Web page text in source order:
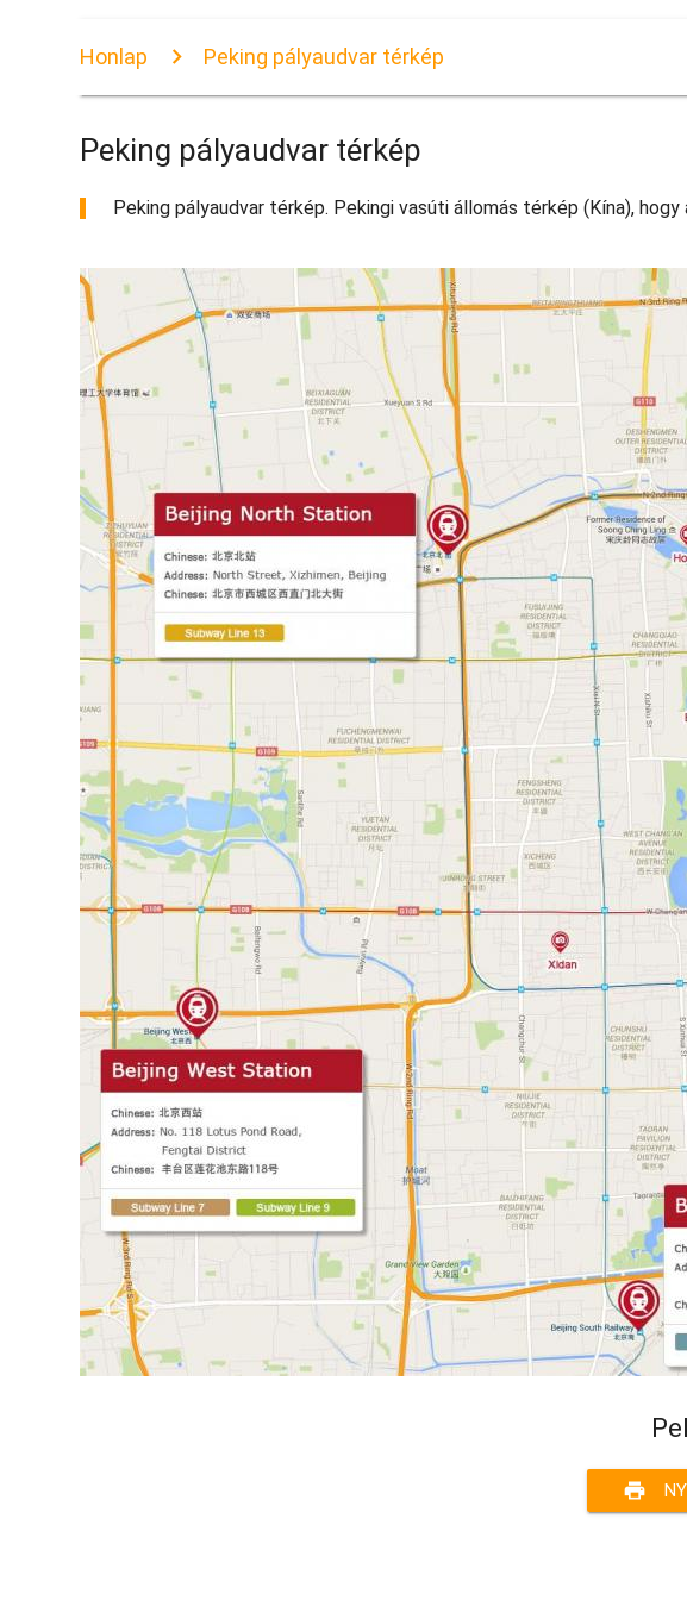
Honlap Peking pályaudvar térkép
Peking pályaudvar térkép
Peking pályaudvar térkép. Pekingi vasúti állomás térkép (Kína),
print